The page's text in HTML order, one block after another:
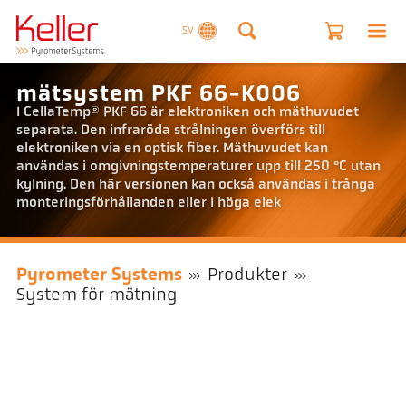
SV
mätsystem PKF 66-K006
I CellaTemp® PKF 66 är elektroniken och mäthuvudet
separata. Den infraröda strålningen överförs till
elektroniken via en optisk fiber. Mäthuvudet kan
användas i omgivningstemperaturer upp till 250 °C utan
kylning. Den här versionen kan också användas i trånga
monteringsförhållanden eller i höga elek
Pyrometer Systems
Produkter
System för mätning